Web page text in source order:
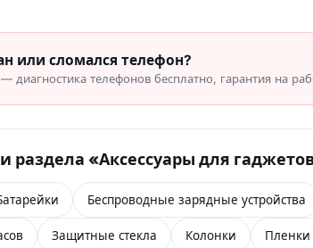
или сломался телефон?
диагностика телефонов бесплатно, гарантия на
раздела «Аксессуары для
Беспроводные зарядные устройства
Защитные стекла Колонки Пленки